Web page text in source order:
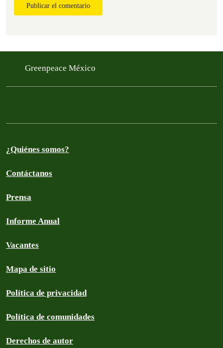
Publicar el comentario
Greenpeace México
¿Quiénes somos?
Contáctanos
Prensa
Informe Anual
Vacantes
Mapa de sitio
Política de privacidad
Política de comunidades
Derechos de autor